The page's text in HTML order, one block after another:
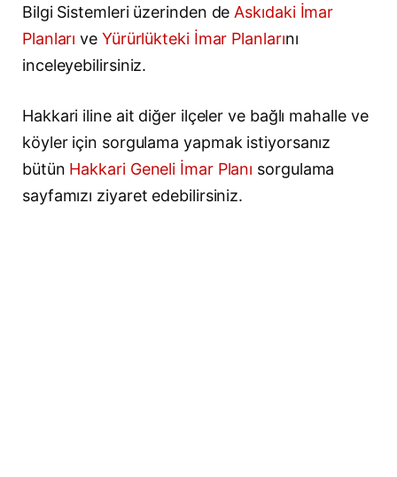
Bilgi Sistemleri üzerinden de Askıdaki İmar
Planları ve Yürürlükteki İmar Planlarını
inceleyebilirsiniz.
Hakkari iline ait diğer ilçeler ve bağlı mahalle ve
köyler için sorgulama yapmak istiyorsanız
bütün Hakkari Geneli İmar Planı sorgulama
sayfamızı ziyaret edebilirsiniz.